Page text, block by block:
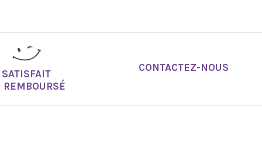
SATISFAIT
REMBOURSÉ
CONTACTEZ-NOUS